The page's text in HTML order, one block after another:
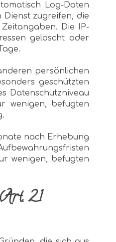
Log-Daten
Dienst zugreifen, die
Die IP-
gelöscht oder
persönlichen
geschützten
Datenschutzniveau
wenigen, befugten
nach Erhebung
wenigen, befugten
21